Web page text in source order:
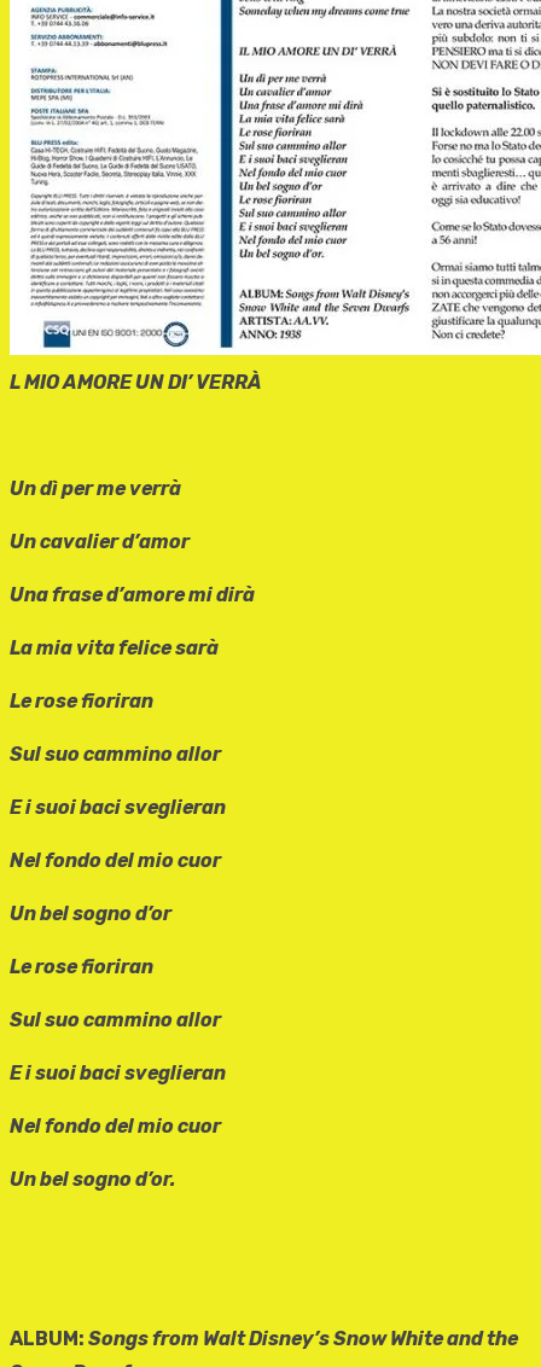
L MIO AMORE UN DI’ VERRÀ
Un dì per me verrà
Un cavalier d’amor
Una frase d’amore mi dirà
La mia vita felice sarà
Le rose fioriran
Sul suo cammino allor
E i suoi baci sveglieran
Nel fondo del mio cuor
Un bel sogno d’or
Le rose fioriran
Sul suo cammino allor
E i suoi baci sveglieran
Nel fondo del mio cuor
Un bel sogno d’or.
ALBUM: Songs from Walt Disney’s Snow White and the